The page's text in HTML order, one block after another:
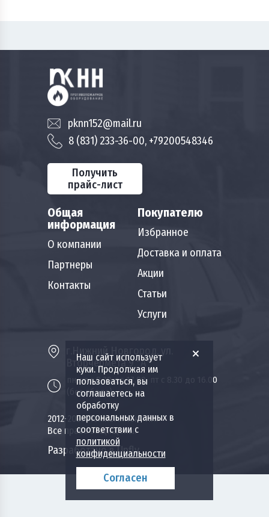
Наш сайт использует
куки. Продолжая им
пользоваться, вы
соглашаетесь на
обработку
персональных данных в
соответствии с
политикой
конфиденциальности
Согласен
Общая
информация
О компании
Партнеры
Контакты
Покупателю
Избранное
Доставка и оплата
Акции
Статьи
Услуги
pknn152@mail.ru
8 (831) 233-36-00, +79200548346
Получить
прайс-лист
г.Нижний Новгород, ул.
Вторчермета 9 "А"
пн-чт с 8.30 до 17.00, пт с 8.30 до 16.00
(без обеда)
2012-2026 Пожкомплект НН.
Все права защищены.
Разработано в Upfly